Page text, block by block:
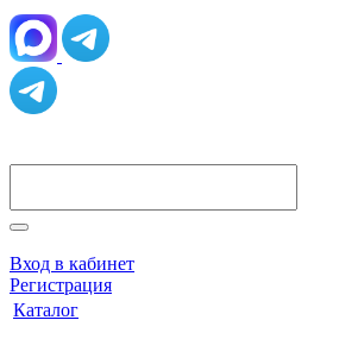
Вход в кабинет
Регистрация
Каталог